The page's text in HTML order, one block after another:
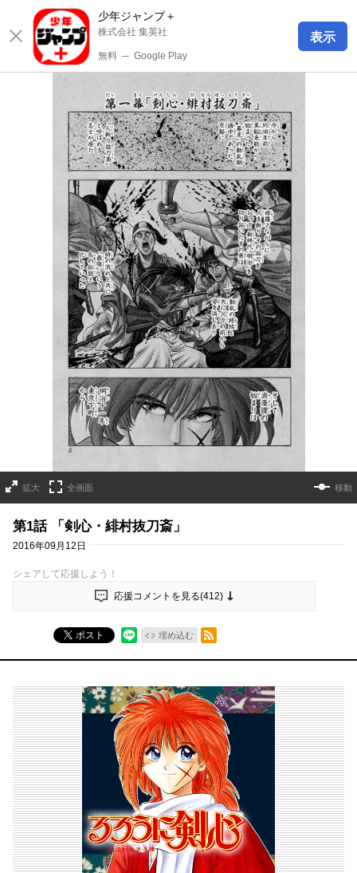
少年ジャンプ＋
株式会社 集英社
無料 ─ Google Play
表示
拡大 全画面 移動
第1話 「剣心・緋村抜刀斎」
2016年09月12日
シェアして応援しよう！
応援コメントを見る(412)
ポスト 埋め込む
RSSフィード